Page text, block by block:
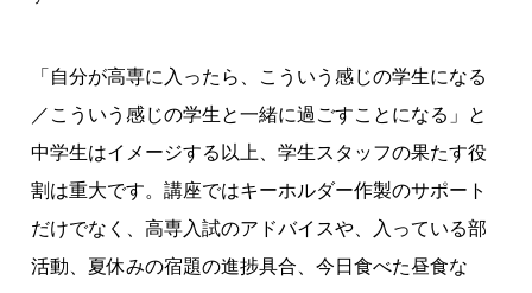
「自分が高専に入ったら、こういう感じの学生になる
／こういう感じの学生と一緒に過ごすことになる」と
中学生はイメージする以上、学生スタッフの果たす役
割は重大です。講座ではキーホルダー作製のサポート
だけでなく、高専入試のアドバイスや、入っている部
活動、夏休みの宿題の進捗具合、今日食べた昼食な